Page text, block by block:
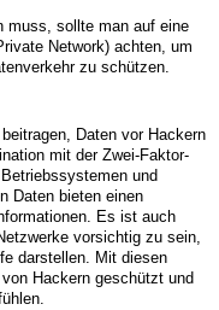
muss, sollte man auf eine
Network) achten, um
zu schützen.
Daten vor Hackern
mit der Zwei-Faktor-
und
Daten bieten einen
Es ist auch
vorsichtig zu sein,
darstellen. Mit diesen
Hackern geschützt und